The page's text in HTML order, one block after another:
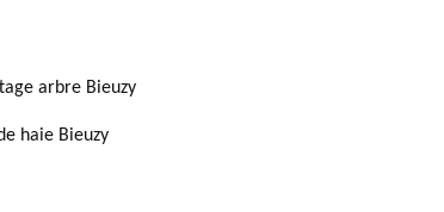
arbre Bieuzy
haie Bieuzy